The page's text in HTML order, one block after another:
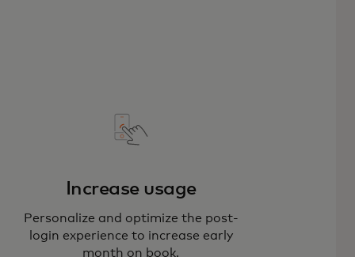
Increase usage
Personalize and optimize the post-
login experience to increase early
month on book.